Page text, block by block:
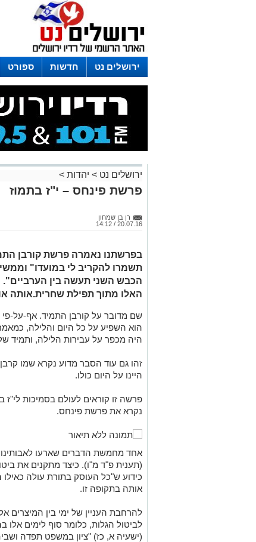
ירושלים נט חדשות ספורט
לפרסום ברדיו צרו קשר
לוח
ירושלים נט > יהדות >
פרשת פינחס – י"ז בתמוז
רן בן שמחון
20.07.16 / 14:12
בפרשתנו נאמרה פרשת קורבן
תשמרו להקריב לי במועדו"
הכבש השני תעשה בין הערביים".
האלו מתוך תפילת שחרית.אותה
שם מדובר על קורבן התמיד. אף-על-פי
הוא השפיע על כל היום והלילה,
היה מכפר על עבירות הלילה, ותמיד
זהו גם עוד הסבר מדוע נקרא שמו
היינו על היום כולו.
פרשה זו קוראים לעולם בסמיכות
נקרא את פרשת פינחס.
אחד מחמשת הדברים שארעו
(תענית פ"ד מ"ו). כיצד מתקנים את
כידוע ש"כל העוסק בתורת עולה כאילו
אותה בתקופה זו.
להרחבת העניין של ימי בין המיצרים
לביטול הגלות, כלומר סוף לימים אלו
(ישעיה א, כז) "ציון במשפט תפדה